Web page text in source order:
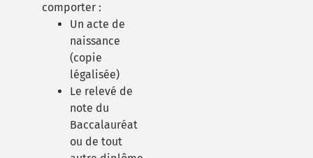
comporter :
Un acte de
naissance
(copie
légalisée)
Le relevé de
note du
Baccalauréat
ou de tout